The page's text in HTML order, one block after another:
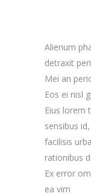
Alienum
detraxit
Mei an
Eos ei nisl
Eius lorem
sensibus
facilisis
rationibus
Ex error
ea vim